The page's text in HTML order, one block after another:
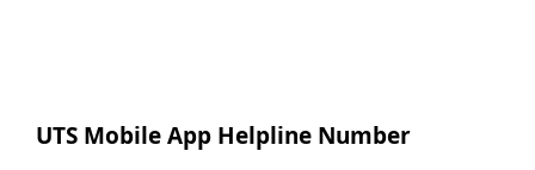
UTS Mobile App Helpline Number